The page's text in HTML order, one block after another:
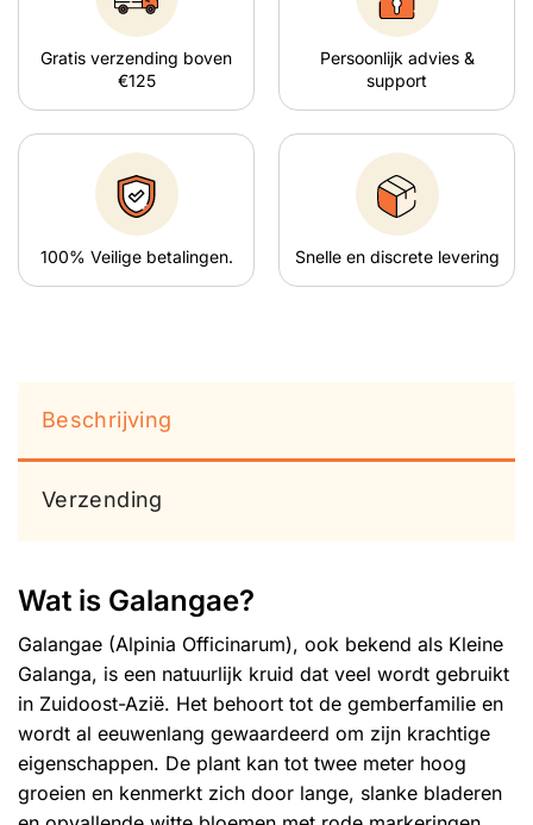
Gratis verzending boven
€125
Persoonlijk advies &
support
100% Veilige betalingen. Snelle en discrete levering
Beschrijving
Verzending
Wat is Galangae?
Galangae (Alpinia Officinarum), ook bekend als Kleine
Galanga, is een natuurlijk kruid dat veel wordt gebruikt
in Zuidoost-Azië. Het behoort tot de gemberfamilie en
wordt al eeuwenlang gewaardeerd om zijn krachtige
eigenschappen. De plant kan tot twee meter hoog
groeien en kenmerkt zich door lange, slanke bladeren